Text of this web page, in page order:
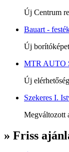
Új Centrum
Bauart -
Új
MTR AUTO
Új
Szekeres I.
Megváltozott
» Friss